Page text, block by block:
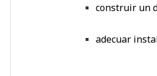
construir un
adecuar